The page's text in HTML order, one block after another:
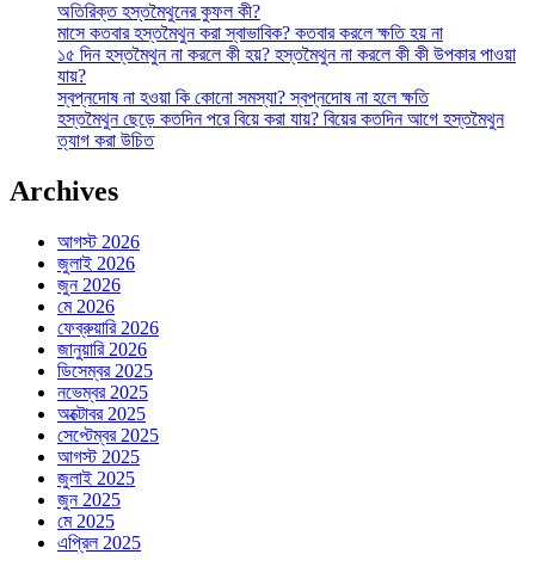
অতিরিক্ত হস্তমৈথুনের কুফল কী?
মাসে কতবার হস্তমৈথুন করা স্বাভাবিক? কতবার করলে ক্ষতি হয় না
১৫ দিন হস্তমৈথুন না করলে কী হয়? হস্তমৈথুন না করলে কী কী উপকার পাওয়া
যায়?
স্বপ্নদোষ না হওয়া কি কোনো সমস্যা? স্বপ্নদোষ না হলে ক্ষতি
হস্তমৈথুন ছেড়ে কতদিন পরে বিয়ে করা যায়? বিয়ের কতদিন আগে হস্তমৈথুন
ত্যাগ করা উচিত
Archives
আগস্ট 2026
জুলাই 2026
জুন 2026
মে 2026
ফেব্রুয়ারি 2026
জানুয়ারি 2026
ডিসেম্বর 2025
নভেম্বর 2025
অক্টোবর 2025
সেপ্টেম্বর 2025
আগস্ট 2025
জুলাই 2025
জুন 2025
মে 2025
এপ্রিল 2025